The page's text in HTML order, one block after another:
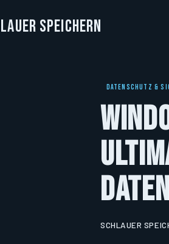
Speichern
DATENSCHUTZ &
SCHLAUER